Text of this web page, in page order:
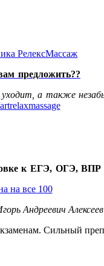
предложить??
а также
к ЕГЭ, ОГЭ,
Андреевич Алексеев
Сильный